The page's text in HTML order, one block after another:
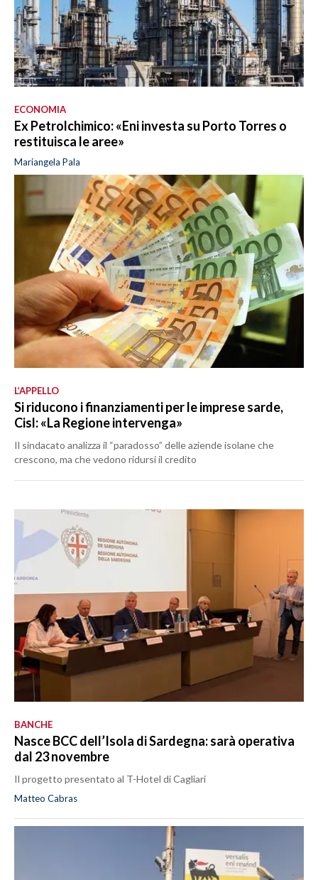
ECONOMIA
Ex Petrolchimico: «Eni investa su Porto Torres o
restituisca le aree»
Mariangela Pala
L’APPELLO
Si riducono i finanziamenti per le imprese sarde,
Cisl: «La Regione intervenga»
Il sindacato analizza il “paradosso” delle aziende isolane che
crescono, ma che vedono ridursi il credito
BANCHE
Nasce BCC dell’Isola di Sardegna: sarà operativa
dal 23 novembre
Il progetto presentato al T-Hotel di Cagliari
Matteo Cabras